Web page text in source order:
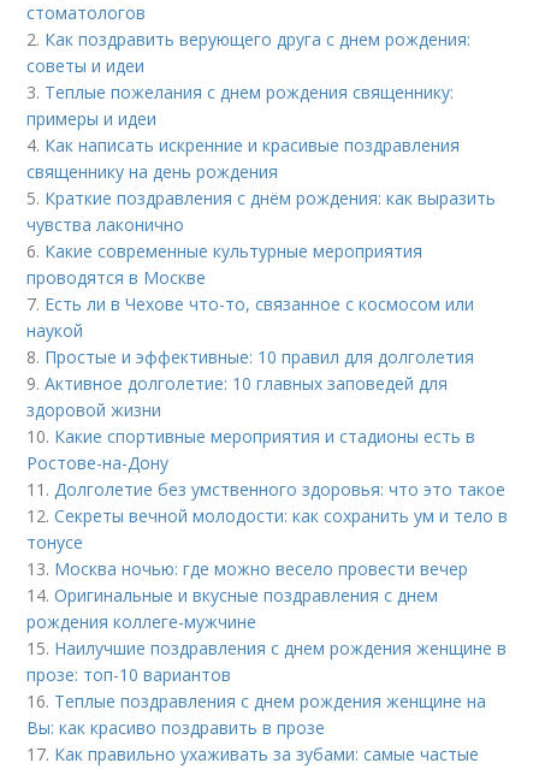
стоматологов
2. Как поздравить верующего друга с днем рождения:
советы и идеи
3. Теплые пожелания с днем рождения священнику:
примеры и идеи
4. Как написать искренние и красивые поздравления
священнику на день рождения
5. Краткие поздравления с днём рождения: как выразить
чувства лаконично
6. Какие современные культурные мероприятия
проводятся в Москве
7. Есть ли в Чехове что-то, связанное с космосом или
наукой
8. Простые и эффективные: 10 правил для долголетия
9.Активное долголетие: 10 главных заповедей для
здоровой жизни
10. Какие спортивные мероприятия и стадионы есть в
Ростове-на-Дону
11.Долголетие без умственного здоровья: что это такое
12.Секреты вечной молодости: как сохранить ум и тело в
тонусе
13. Москва ночью: где можно весело провести вечер
14.Оригинальные и вкусные поздравления с днем
рождения коллеге-мужчине
15. Наилучшие поздравления с днем рождения женщине в
прозе: топ-10 вариантов
16. Теплые поздравления с днем рождения женщине на
Вы: как красиво поздравить в прозе
17. Как правильно ухаживать за зубами: самые частые